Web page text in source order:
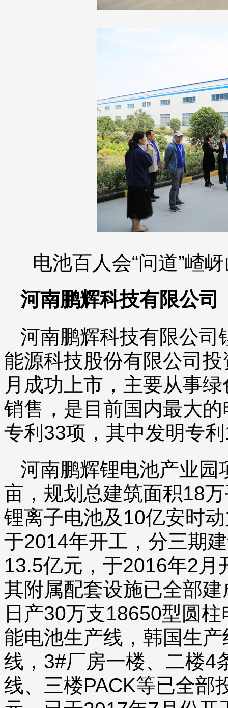
电池百人会“问道”嵖
河南鹏辉科技有限公司
河南鹏辉科技有限公司
能源科技股份有限公司
月成功上市，主要从事
销售，是目前国内最大
专利33项，其中发明专
河南鹏辉锂电池产业
亩，规划总建筑面积18
锂离子电池及10亿安时
于2014年开工，分三期
13.5亿元，于2016年2月
其附属配套设施已全部
日产30万支18650型圆
能电池生产线，韩国生
线，3#厂房一楼、二楼4
线、三楼PACK等已全部